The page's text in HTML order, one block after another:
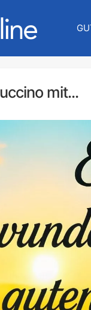
mit...